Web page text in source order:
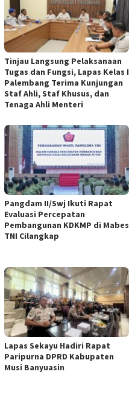
Tinjau Langsung Pelaksanaan
Tugas dan Fungsi, Lapas Kelas I
Palembang Terima Kunjungan
Staf Ahli, Staf Khusus, dan
Tenaga Ahli Menteri
Pangdam II/Swj Ikuti Rapat
Evaluasi Percepatan
Pembangunan KDKMP di Mabes
TNI Cilangkap
Lapas Sekayu Hadiri Rapat
Paripurna DPRD Kabupaten
Musi Banyuasin